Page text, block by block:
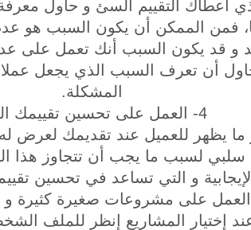
أعطاك التقييم السئ و حاول
فمن الممكن أن يكون السبب هو
و قد يكون السبب أنك تعمل على
أن تعرف السبب الذي يجعل
المشكلة.
4- العمل على تحسين تقييمك العام
ما يظهر للعميل عند تقديمك
سلبي لسبب ما يجب أن تتجاوز هذا
و التي تساعد في تحسين
على مشروعات صغيرة كثيرة
عند إختيار المشاريع إنظر للملف